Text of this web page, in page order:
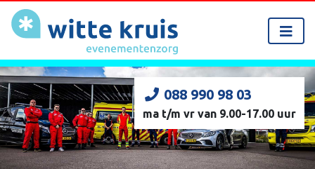
088 990 98 03
ma t/m vr van 9.00-17.00 uur